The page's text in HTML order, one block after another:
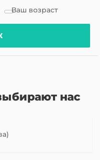
Ваш возраст
нас